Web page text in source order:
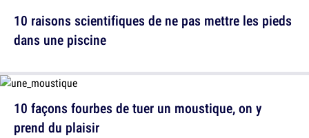
10 raisons scientifiques de ne pas mettre les pieds
dans une piscine
10 façons fourbes de tuer un moustique, on y
prend du plaisir